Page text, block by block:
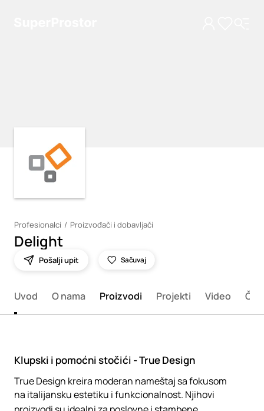
Profesionalci Proizvođači i dobavljači
Delight
Pošalji upit Sačuvaj
Uvod O nama Proizvodi Projekti Video
Klupski i pomoćni stočići - True Design
True Design kreira moderan nameštaj sa fokusom
na italijansku estetiku i funkcionalnost. Njihovi